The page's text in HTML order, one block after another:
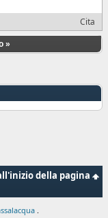
Cita
»
della pagina
.